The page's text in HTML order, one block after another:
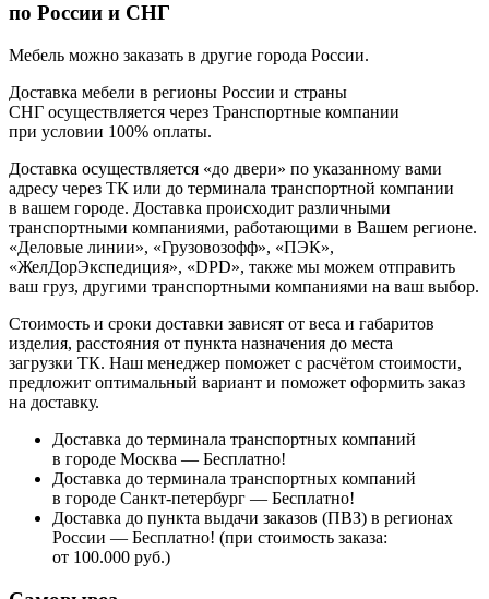
по России и СНГ
Мебель можно заказать в другие города России.
Доставка мебели в регионы России и страны
СНГ осуществляется через Транспортные компании
при условии 100% оплаты.
Доставка осуществляется «до двери» по указанному вами
адресу через ТК или до терминала транспортной компании
в вашем городе. Доставка происходит различными
транспортными компаниями, работающими в Вашем регионе.
«Деловые линии», «Грузовозофф», «ПЭК»,
«ЖелДорЭкспедиция», «DPD», также мы можем отправить
ваш груз, другими транспортными компаниями на ваш выбор.
Стоимость и сроки доставки зависят от веса и габаритов
изделия, расстояния от пункта назначения до места
загрузки ТК. Наш менеджер поможет с расчётом стоимости,
предложит оптимальный вариант и поможет оформить заказ
на доставку.
Доставка до терминала транспортных компаний
в городе Москва — Бесплатно!
Доставка до терминала транспортных компаний
в городе Санкт-петербург — Бесплатно!
Доставка до пункта выдачи заказов (ПВЗ) в регионах
России — Бесплатно! (при стоимость заказа:
от 100.000 руб.)